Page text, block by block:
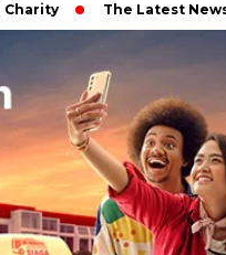
The Latest News in R&B